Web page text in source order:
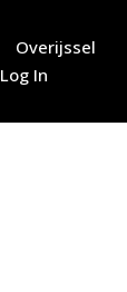
Overijssel
Log In